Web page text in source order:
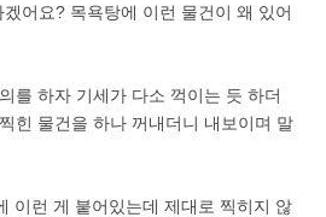
어요? 목욕탕에 이런 물건이 왜 있어
를 하자 기세가 다소 꺽이는 듯 하더
힌 물건을 하나 꺼내더니 내보이며 말
이런 게 붙어있는데 제대로 찍히지 않